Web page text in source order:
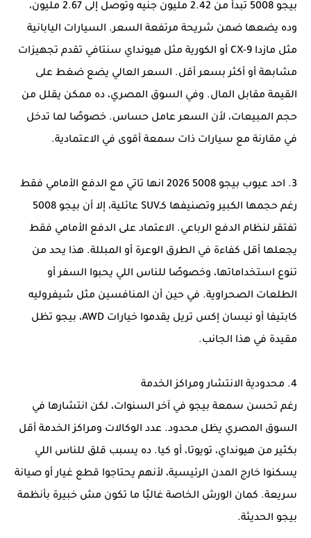
بيجو 5008 تبدأ من 2.42 مليون جنيه وتوصل إلى 2.67 مليون،
وده يضعها ضمن شريحة مرتفعة السعر. السيارات اليابانية
مثل مازدا CX-9 أو الكورية مثل هيونداي سنتافي تقدم تجهيزات
مشابهة أو أكثر بسعر أقل. السعر العالي يضع ضغط على
القيمة مقابل المال. وفي السوق المصري، ده ممكن يقلل من
حجم المبيعات، لأن السعر عامل حساس. خصوصًا لما تدخل
في مقارنة مع سيارات ذات سمعة أقوى في الاعتمادية.
3. احد عيوب بيجو 5008 2026 انها تاتي مع الدفع الأمامي فقط
رغم حجمها الكبير وتصنيفها كـSUV عائلية، إلا أن بيجو 5008
تفتقر لنظام الدفع الرباعي. الاعتماد على الدفع الأمامي فقط
يجعلها أقل كفاءة في الطرق الوعرة أو المبللة. هذا يحد من
تنوع استخداماتها، وخصوصًا للناس اللي يحبوا السفر أو
الطلعات الصحراوية. في حين أن المنافسين مثل شيفروليه
كابتيفا أو نيسان إكس تريل يقدموا خيارات AWD، بيجو تظل
مقيدة في هذا الجانب.
4. محدودية الانتشار ومراكز الخدمة
رغم تحسن سمعة بيجو في آخر السنوات، لكن انتشارها في
السوق المصري يظل محدود. عدد الوكالات ومراكز الخدمة أقل
بكثير من هيونداي، تويوتا، أو كيا. ده يسبب قلق للناس اللي
يسكنوا خارج المدن الرئيسية، لأنهم يحتاجوا قطع غيار أو صيانة
سريعة. كمان الورش الخاصة غالبًا ما تكون مش خبيرة بأنظمة
بيجو الحديثة.